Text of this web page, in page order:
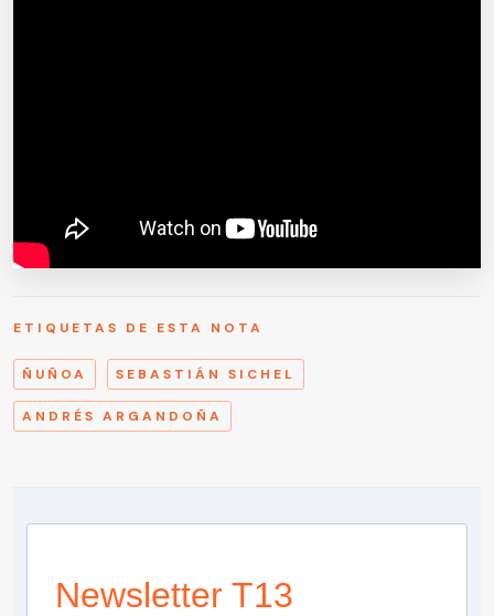
ETIQUETAS DE ESTA NOTA
ÑUÑOA SEBASTIÁN SICHEL
ANDRÉS ARGANDOÑA
Newsletter T13